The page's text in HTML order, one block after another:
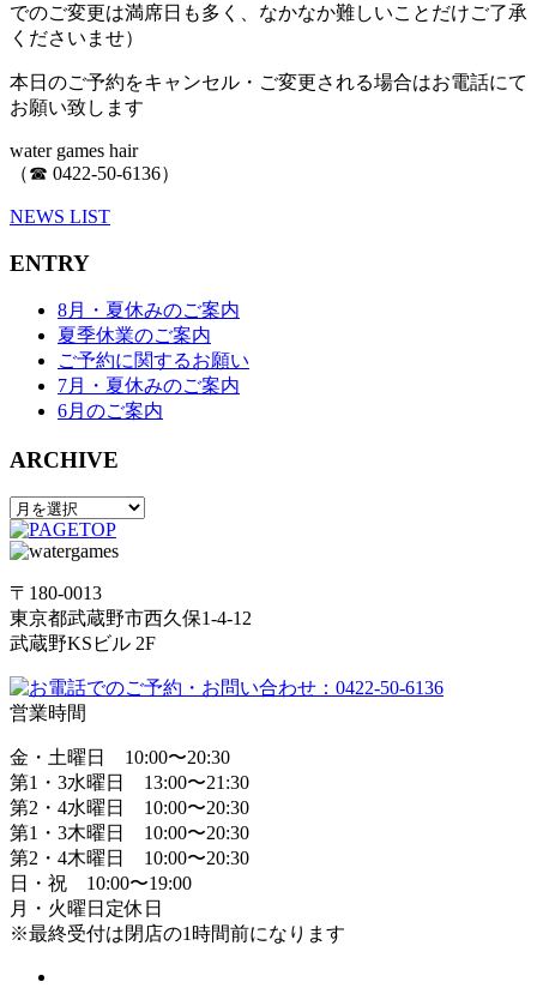
でのご変更は満席日も多く、なかなか難しいことだけご了承
くださいませ）
本日のご予約をキャンセル・ご変更される場合はお電話にて
お願い致します
water games hair
（☎︎ 0422-50-6136）
NEWS LIST
ENTRY
8月・夏休みのご案内
夏季休業のご案内
ご予約に関するお願い
7月・夏休みのご案内
6月のご案内
ARCHIVE
〒180-0013
東京都武蔵野市西久保1-4-12
武蔵野KSビル 2F
営業時間
金・土曜日 10:00〜20:30
第1・3水曜日 13:00〜21:30
第2・4水曜日 10:00〜20:30
第1・3木曜日 10:00〜20:30
第2・4木曜日 10:00〜20:30
日・祝 10:00〜19:00
月・火曜日定休日
※最終受付は閉店の1時間前になります